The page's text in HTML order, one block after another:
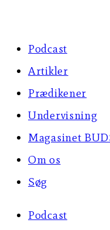
Podcast
Artikler
Prædikener
Undervisning
Magasinet
Om os
Søg
Podcast